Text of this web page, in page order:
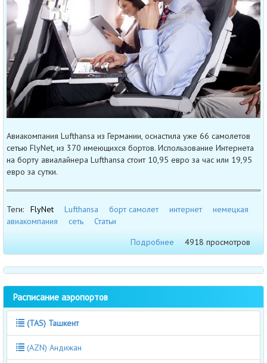
Авиакомпания Lufthansa из Германии, оснастила уже 66 самолетов
сетью FlyNet, из 370 имеющихся бортов. Использование Интернета
на борту авиалайнера Lufthansa стоит 10,95 евро за час или 19,95
евро за сутки.
Теги: FlyNet Lufthansa борт самолет интернет
немецкая
авиакомпания
сеть
Статьи
Подробнее
4918 просмотров
Расписание аэропортов
(TAS) Ташкент
(AZN) Андижан